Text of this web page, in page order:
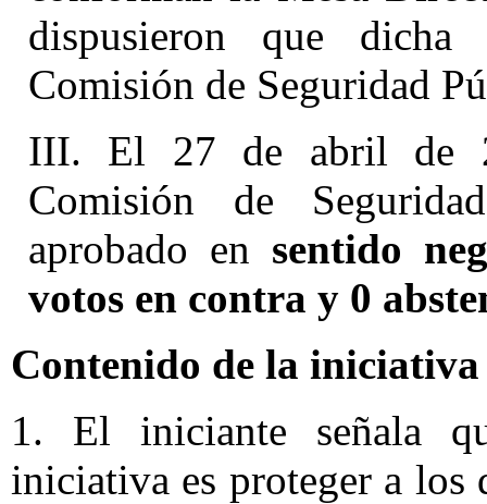
dispusieron que
Comisión de Seguridad
III. El 27 de abril de
Comisión de
aprobado en sentido
votos en contra y 0
Contenido de la iniciativa
1. El iniciante señala
iniciativa es proteger a los